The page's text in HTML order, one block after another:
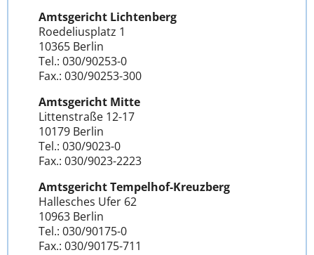
Amtsgericht Lichtenberg
Roedeliusplatz 1
10365 Berlin
Tel.: 030/90253-0
Fax.: 030/90253-300
Amtsgericht Mitte
Littenstraße 12-17
10179 Berlin
Tel.: 030/9023-0
Fax.: 030/9023-2223
Amtsgericht Tempelhof-Kreuzberg
Hallesches Ufer 62
10963 Berlin
Tel.: 030/90175-0
Fax.: 030/90175-711